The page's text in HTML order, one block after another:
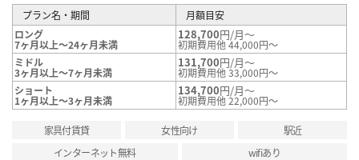
プラン名・期間
月額目安
ロング
7ヶ月以上～24ヶ月未満
128,700円/月～
初期費用他 44,000円～
ミドル
3ヶ月以上～7ヶ月未満
131,700円/月～
初期費用他 33,000円～
ショート
1ヶ月以上～3ヶ月未満
134,700円/月～
初期費用他 22,000円～
家具付賃貸 女性向け
駅近
インターネット無料
wifiあり